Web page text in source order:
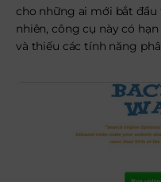
cho những ai mới bắt đầu
nhiên, công cụ này có
và thiếu các tính năng